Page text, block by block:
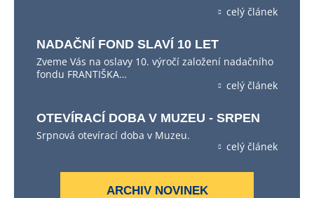
celý článek
NADAČNÍ FOND SLAVÍ 10 LET
Zveme Vás na oslavy 10. výročí založení nadačního
fondu FRANTIŠKA…
celý článek
OTEVÍRACÍ DOBA V MUZEU - SRPEN
Srpnová otevírací doba v Muzeu.
celý článek
ARCHIV NOVINEK